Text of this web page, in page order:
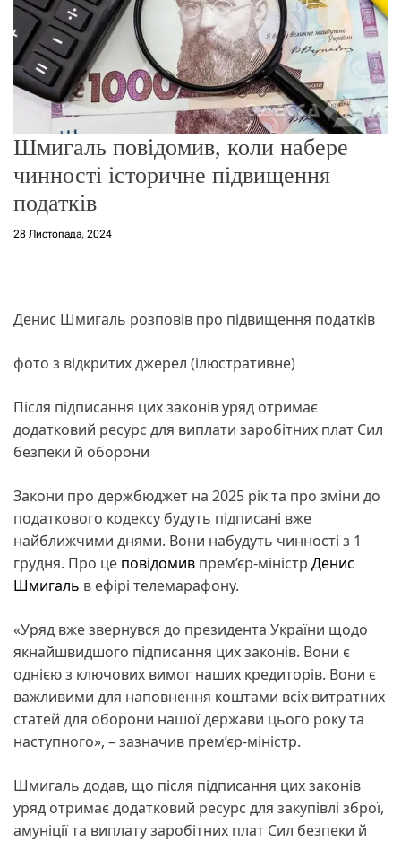
Шмигаль повідомив, коли набере
чинності історичне підвищення
податків
28 Листопада, 2024
Денис Шмигаль розповів про підвищення податків
фото з відкритих джерел (ілюстративне)
Після підписання цих законів уряд отримає
додатковий ресурс для виплати заробітних плат Сил
безпеки й оборони
Закони про держбюджет на 2025 рік та про зміни до
податкового кодексу будуть підписані вже
найближчими днями. Вони набудуть чинності з 1
грудня. Про це повідомив прем’єр-міністр Денис
Шмигаль в ефірі телемарафону.
«Уряд вже звернувся до президента України щодо
якнайшвидшого підписання цих законів. Вони є
однією з ключових вимог наших кредиторів. Вони є
важливими для наповнення коштами всіх витратних
статей для оборони нашої держави цього року та
наступного», – зазначив прем’єр-міністр.
Шмигаль додав, що після підписання цих законів
уряд отримає додатковий ресурс для закупівлі зброї,
амуніції та виплату заробітних плат Сил безпеки й